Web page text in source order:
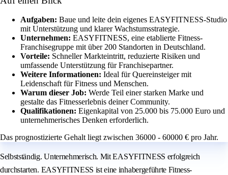
Aufgaben: Baue und leite dein eigenes EASYFITNESS-Studio
mit Unterstützung und klarer Wachstumsstrategie.
Unternehmen: EASYFITNESS, eine etablierte Fitness-
Franchisegruppe mit über 200 Standorten in Deutschland.
Vorteile: Schneller Markteintritt, reduzierte Risiken und
umfassende Unterstützung für Franchisepartner.
Weitere Informationen: Ideal für Quereinsteiger mit
Leidenschaft für Fitness und Menschen.
Warum dieser Job: Werde Teil einer starken Marke und
gestalte das Fitnesserlebnis deiner Community.
Qualifikationen: Eigenkapital von 25.000 bis 75.000 Euro und
unternehmerisches Denken erforderlich.
Das prognostizierte Gehalt liegt zwischen 36000 - 60000 € pro Jahr.
Selbstständig. Unternehmerisch. Mit EASYFITNESS erfolgreich
durchstarten. EASYFITNESS ist eine inhabergeführte Fitness-